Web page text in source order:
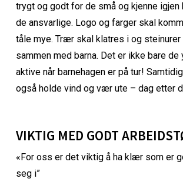
trygt og godt for de små og kjenne igjen
de ansvarlige. Logo og farger skal
tåle mye. Trær skal klatres i og
sammen med barna. Det er ikke bare
aktive når barnehagen er på tur!
også holde vind og vær ute – dag etter
VIKTIG MED GODT
«For oss er det viktig å ha klær som er
seg i”